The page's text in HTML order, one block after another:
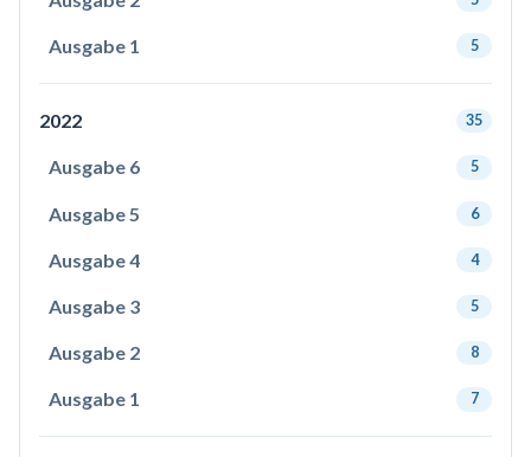
Ausgabe 1 5
2022 35
Ausgabe 6 5
Ausgabe 5 6
Ausgabe 4 4
Ausgabe 3 5
Ausgabe 2 8
Ausgabe 1 7